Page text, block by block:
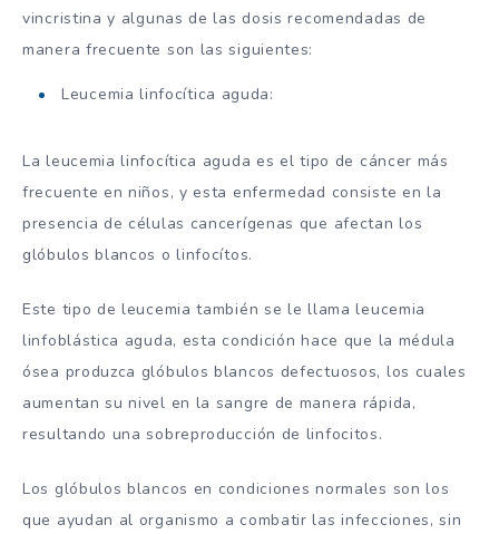
vincristina y algunas de las dosis recomendadas de
manera frecuente son las siguientes:
Leucemia linfocítica aguda:
La leucemia linfocítica aguda es el tipo de cáncer más
frecuente en niños, y esta enfermedad consiste en la
presencia de células cancerígenas que afectan los
glóbulos blancos o linfocítos.
Este tipo de leucemia también se le llama leucemia
linfoblástica aguda, esta condición hace que la médula
ósea produzca glóbulos blancos defectuosos, los cuales
aumentan su nivel en la sangre de manera rápida,
resultando una sobreproducción de linfocitos.
Los glóbulos blancos en condiciones normales son los
que ayudan al organismo a combatir las infecciones, sin